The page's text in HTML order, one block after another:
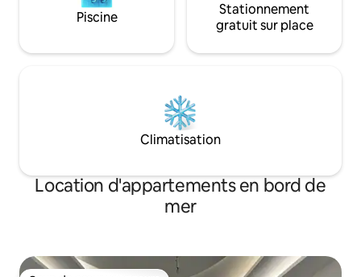
Piscine
Stationnement
gratuit sur place
Climatisation
Location d'appartements en bord de
mer